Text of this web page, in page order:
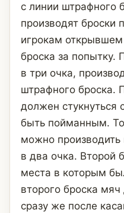
с линии штрафного
производят броски
игрокам открывшем
броска за попытку.
в три очка,
штрафного броска.
должен стукнуться
быть пойманным.
можно производить
в два очка. Второй
места в которым
второго броска
сразу же после